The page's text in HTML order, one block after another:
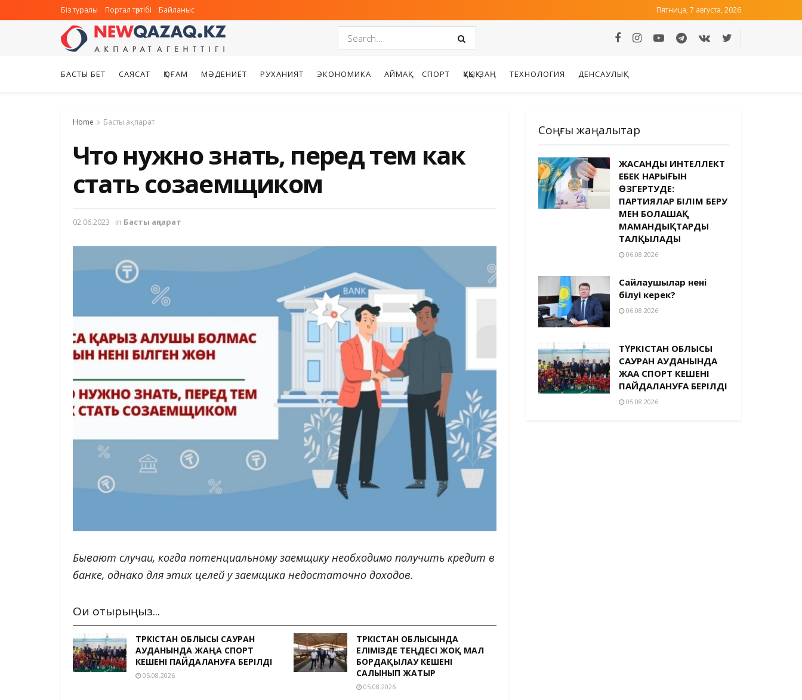
Біз туралы Портал тәртібі Байланыс Пятница, 7 августа, 2026
БАСТЫ БЕТ САЯСАТ ҚОҒАМ МӘДЕНИЕТ РУХАНИЯТ ЭКОНОМИКА АЙМАҚ СПОРТ ҚҰҚЫҚ-ЗАҢ ТЕХНОЛОГИЯ ДЕНСАУЛЫҚ
Home Басты ақпарат
Что нужно знать, перед тем как
стать созаемщиком
02.06.2023 in Басты ақпарат
Бывают случаи, когда потенциальному заемщику необходимо получить кредит в
банке, однако для этих целей у заемщика недостаточно доходов.
Оқи отырыңыз...
ТҮРКІСТАН ОБЛЫСЫ САУРАН
АУДАНЫНДА ЖАҢА СПОРТ
КЕШЕНІ ПАЙДАЛАНУҒА БЕРІЛДІ
05.08.2026
ТҮРКІСТАН ОБЛЫСЫНДА
ЕЛІМІЗДЕ ТЕҢДЕСІ ЖОҚ МАЛ
БОРДАҚЫЛАУ КЕШЕНІ
САЛЫНЫП ЖАТЫР
05.08.2026
Соңғы жаңалықтар
ЖАСАНДЫ ИНТЕЛЛЕКТ
ЕҢБЕК НАРЫҒЫН
ӨЗГЕРТУДЕ:
ПАРТИЯЛАР БІЛІМ БЕРУ
МЕН БОЛАШАҚ
МАМАНДЫҚТАРДЫ
ТАЛҚЫЛАДЫ
06.08.2026
Сайлаушылар нені
білуі керек?
06.08.2026
ТҮРКІСТАН ОБЛЫСЫ
САУРАН АУДАНЫНДА
ЖАҢА СПОРТ КЕШЕНІ
ПАЙДАЛАНУҒА БЕРІЛДІ
05.08.2026